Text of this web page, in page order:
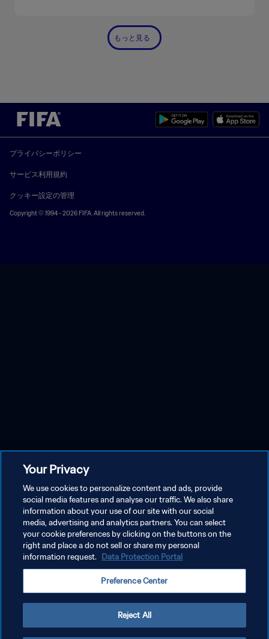
もっと見る
プライバシーポリシー
サービス利用規約
クッキー設定の管理
Copyright © 1994 - 2026 FIFA. All rights reserved.
Your Privacy
We use cookies to personalize content and ads, provide
social media features and analyse our traffic. We also share
information about your use of our site with our social
media, advertising and analytics partners. You can select
your cookie preferences by clicking on the buttons on the
right and place a do not sell or share my personal
information request. Data Protection Portal
Preference Center
Reject All